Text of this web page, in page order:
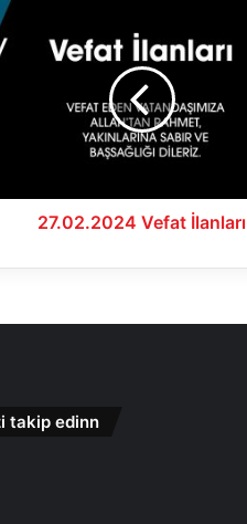
27.02.2024 Vefat İlanları
takip edinn